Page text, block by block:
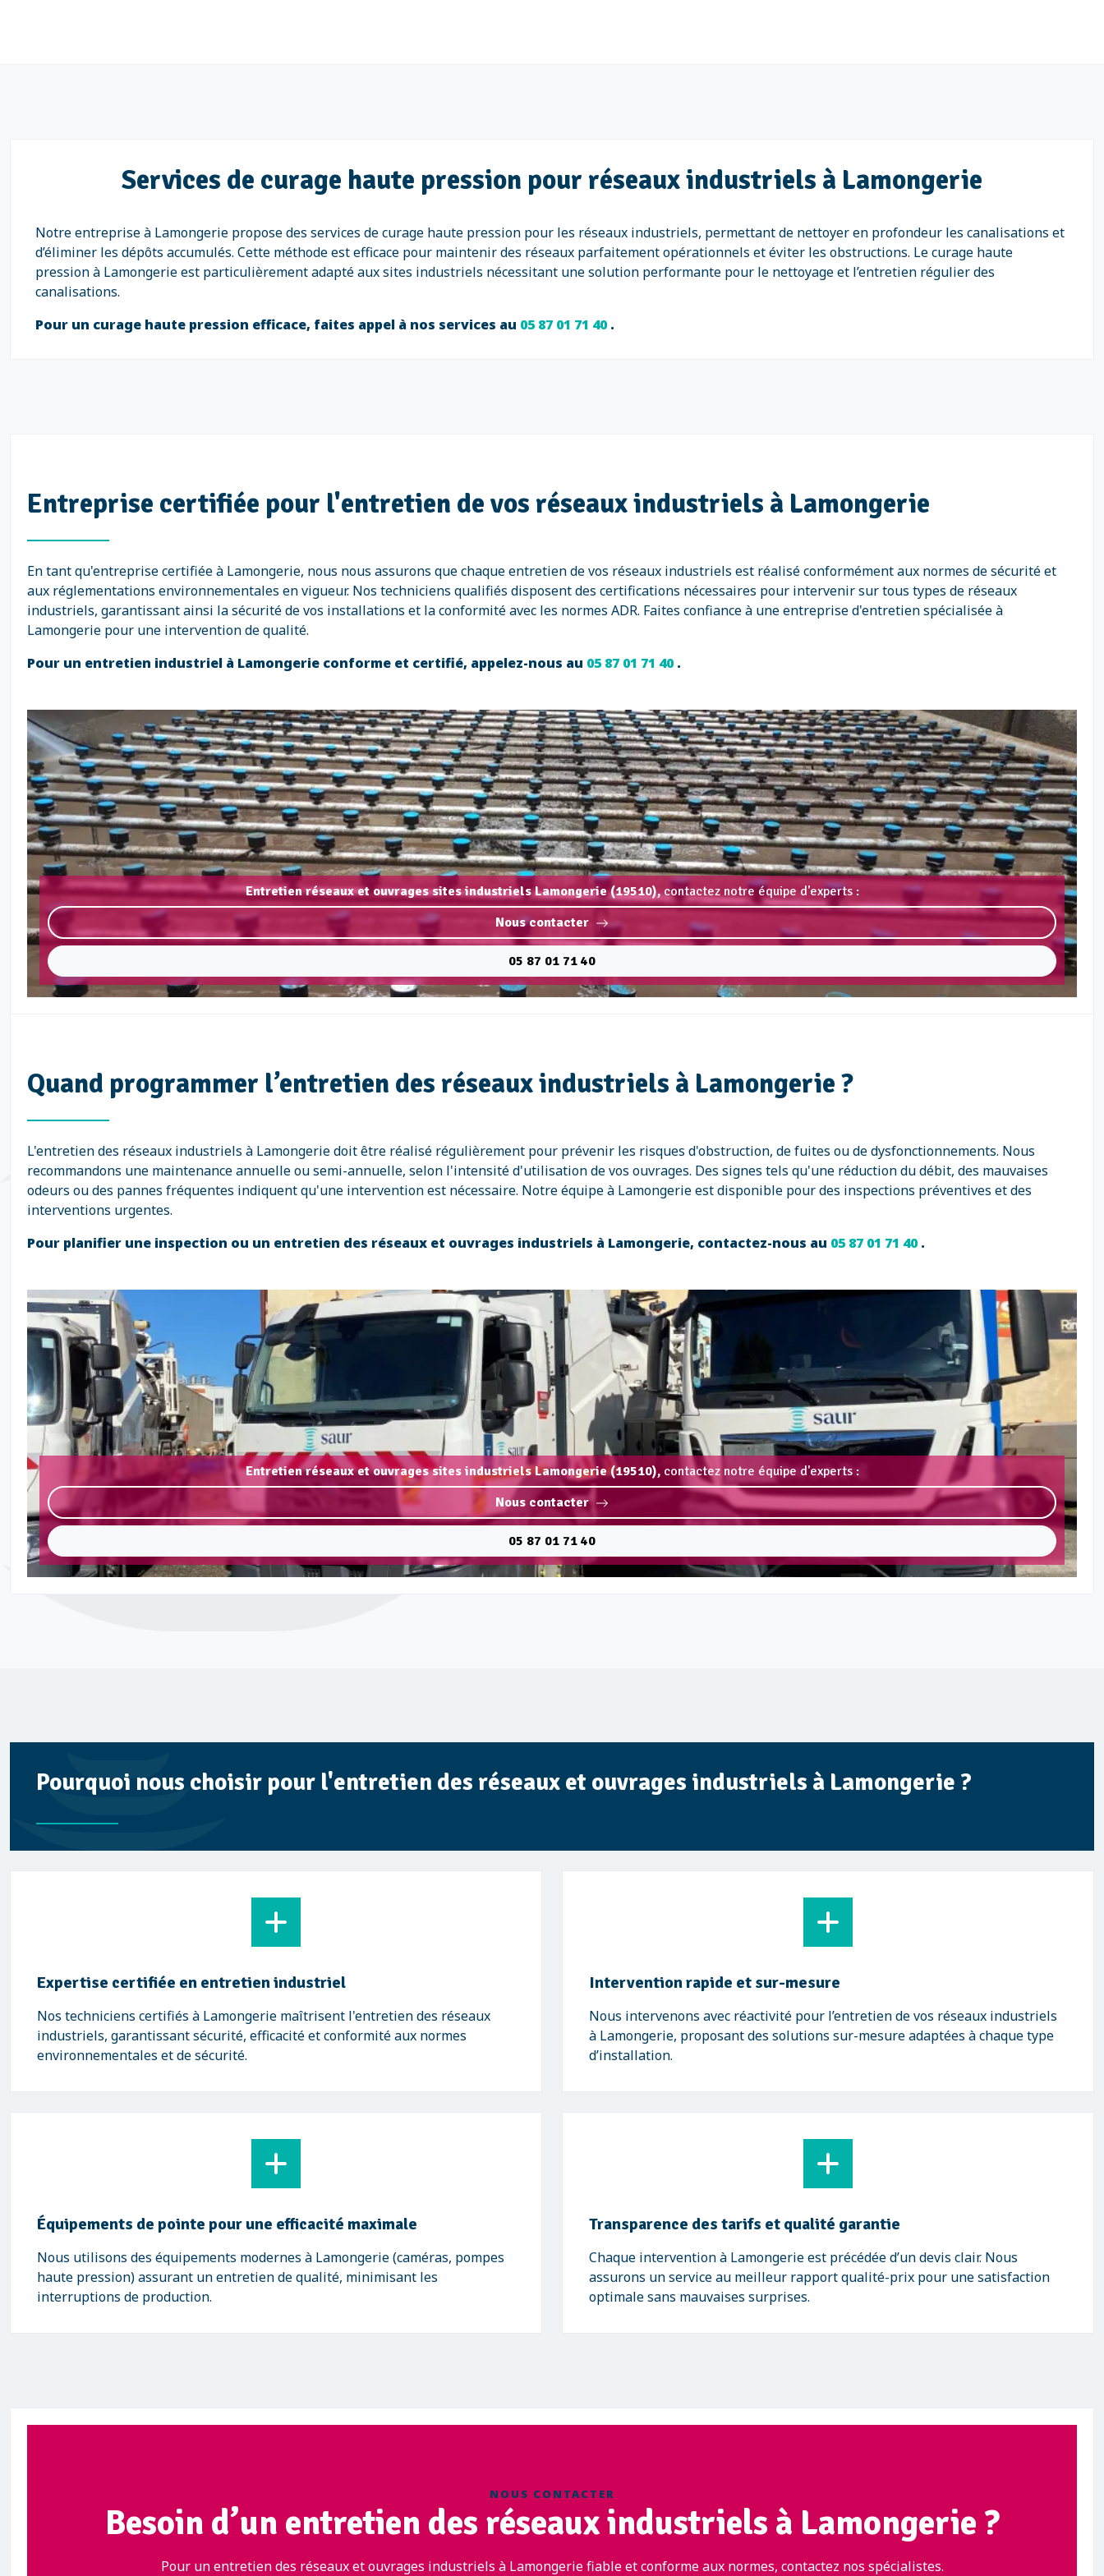
Services de curage haute pression pour réseaux industriels à Lamongerie
Notre entreprise à Lamongerie propose des services de curage haute pression pour les réseaux industriels, permettant de nettoyer en profondeur les canalisations et
d’éliminer les dépôts accumulés. Cette méthode est efficace pour maintenir des réseaux parfaitement opérationnels et éviter les obstructions. Le curage haute
pression à Lamongerie est particulièrement adapté aux sites industriels nécessitant une solution performante pour le nettoyage et l’entretien régulier des
canalisations.
Pour un curage haute pression efficace, faites appel à nos services au 05 87 01 71 40.
Entreprise certifiée pour l'entretien de vos réseaux industriels à Lamongerie
En tant qu'entreprise certifiée à Lamongerie, nous nous assurons que chaque entretien de vos réseaux industriels est réalisé conformément aux normes de sécurité et
aux réglementations environnementales en vigueur. Nos techniciens qualifiés disposent des certifications nécessaires pour intervenir sur tous types de réseaux
industriels, garantissant ainsi la sécurité de vos installations et la conformité avec les normes ADR. Faites confiance à une entreprise d'entretien spécialisée à
Lamongerie pour une intervention de qualité.
Pour un entretien industriel à Lamongerie conforme et certifié, appelez-nous au 05 87 01 71 40.
Entretien réseaux et ouvrages sites industriels Lamongerie (19510),contactez notre équipe d'experts :
Nous contacter
05 87 01 71 40
Quand programmer l’entretien des réseaux industriels à Lamongerie ?
L'entretien des réseaux industriels à Lamongerie doit être réalisé régulièrement pour prévenir les risques d'obstruction, de fuites ou de dysfonctionnements. Nous
recommandons une maintenance annuelle ou semi-annuelle, selon l'intensité d'utilisation de vos ouvrages. Des signes tels qu'une réduction du débit, des mauvaises
odeurs ou des pannes fréquentes indiquent qu'une intervention est nécessaire. Notre équipe à Lamongerie est disponible pour des inspections préventives et des
interventions urgentes.
Pour planifier une inspection ou un entretien des réseaux et ouvrages industriels à Lamongerie, contactez-nous au 05 87 01 71 40.
Entretien réseaux et ouvrages sites industriels Lamongerie (19510), contactez notre équipe d'experts :
Nous contacter
05 87 01 71 40
Pourquoi nous choisir pour l'entretien des réseaux et ouvrages industriels à Lamongerie ?
Expertise certifiée en entretien industriel
Nos techniciens certifiés à Lamongerie maîtrisent l'entretien des réseaux
industriels, garantissant sécurité, efficacité et conformité aux normes
environnementales et de sécurité.
Intervention rapide et sur-mesure
Nous intervenons avec réactivité pour l’entretien de vos réseaux industriels
à Lamongerie, proposant des solutions sur-mesure adaptées à chaque type
d’installation.
Équipements de pointe pour une efficacité maximale
Nous utilisons des équipements modernes à Lamongerie (caméras, pompes
haute pression) assurant un entretien de qualité, minimisant les
interruptions de production.
Transparence des tarifs et qualité garantie
Chaque intervention à Lamongerie est précédée d’un devis clair. Nous
assurons un service au meilleur rapport qualité-prix pour une satisfaction
optimale sans mauvaises surprises.
NOUS CONTACTER
Besoin d’un entretien des réseaux industriels à Lamongerie ?
Pour un entretien des réseaux et ouvrages industriels à Lamongerie fiable et conforme aux normes, contactez nos spécialistes.